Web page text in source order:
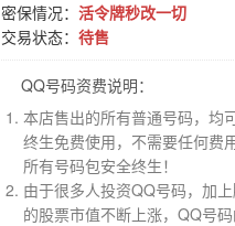
密保情况： 活令牌秒改一切
交易状态： 待售
QQ号码资费说明：
本店售出的所有普通号码，均
终生免费使用，不需要任何费用
所有号码包安全终生！
由于很多人投资QQ号码，加
的股票市值不断上涨，QQ号